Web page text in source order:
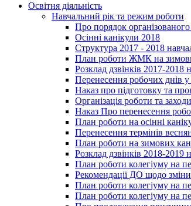
Освітня діяльність
Навчальний рік та режим роботи
Про порядок
Осінні канікули 2018
Структура 2017 - 2018
План роботи ЖМК на
Розклад дзвінків 2017-2018
Перенесення робочих днів у
Наказ про підготовку та
Організація роботи та
Наказ Про перенесення
План роботи на осінні
Перенесення термінів
План роботи на зимових
Розклад дзвінків 2018-2019
План роботи колегіуму на
Рекомендації ДО щодо
План роботи колегіуму на
План роботи колегіуму на